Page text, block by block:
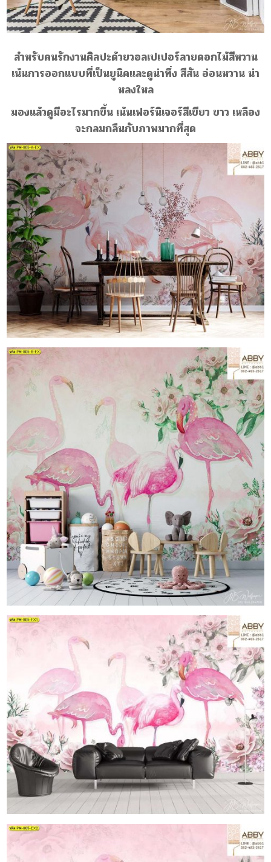
สำหรับคนรักงานศิลปะด้วยวอลเปเปอร์ลายดอกไม้สีหวาน
เน้นการออกเเบบที่เป็นยูนิคเเละดูน่าทึ่ง สีสัน อ่อนหวาน น่า
หลงใหล
มองเเล้วดูมีอะไรมากขึ้น เน้นเฟอร์นิเจอร์สีเขียว ขาว เหลือง
จะกลมกลืนกับภาพมากที่สุด